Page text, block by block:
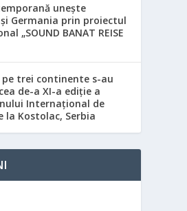
unește
Germania prin proiectul
„SOUND BANAT REISE
trei continente s-au
de-a XI-a ediție a
Internațional de
la Kostolac, Serbia